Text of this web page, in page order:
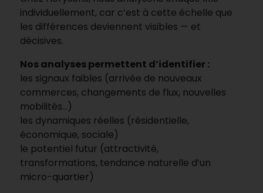
individuellement, car c’est à cette échelle que
les différences deviennent visibles — et
décisives.
Nos analyses permettent d’identifier :
les signaux faibles (arrivée de nouveaux
commerces, changements de flux, nouvelles
mobilités…)
les dynamiques réelles (résidentielle,
économique, sociale)
le potentiel futur (attractivité,
transformations, tendance naturelle d’un
micro-quartier)